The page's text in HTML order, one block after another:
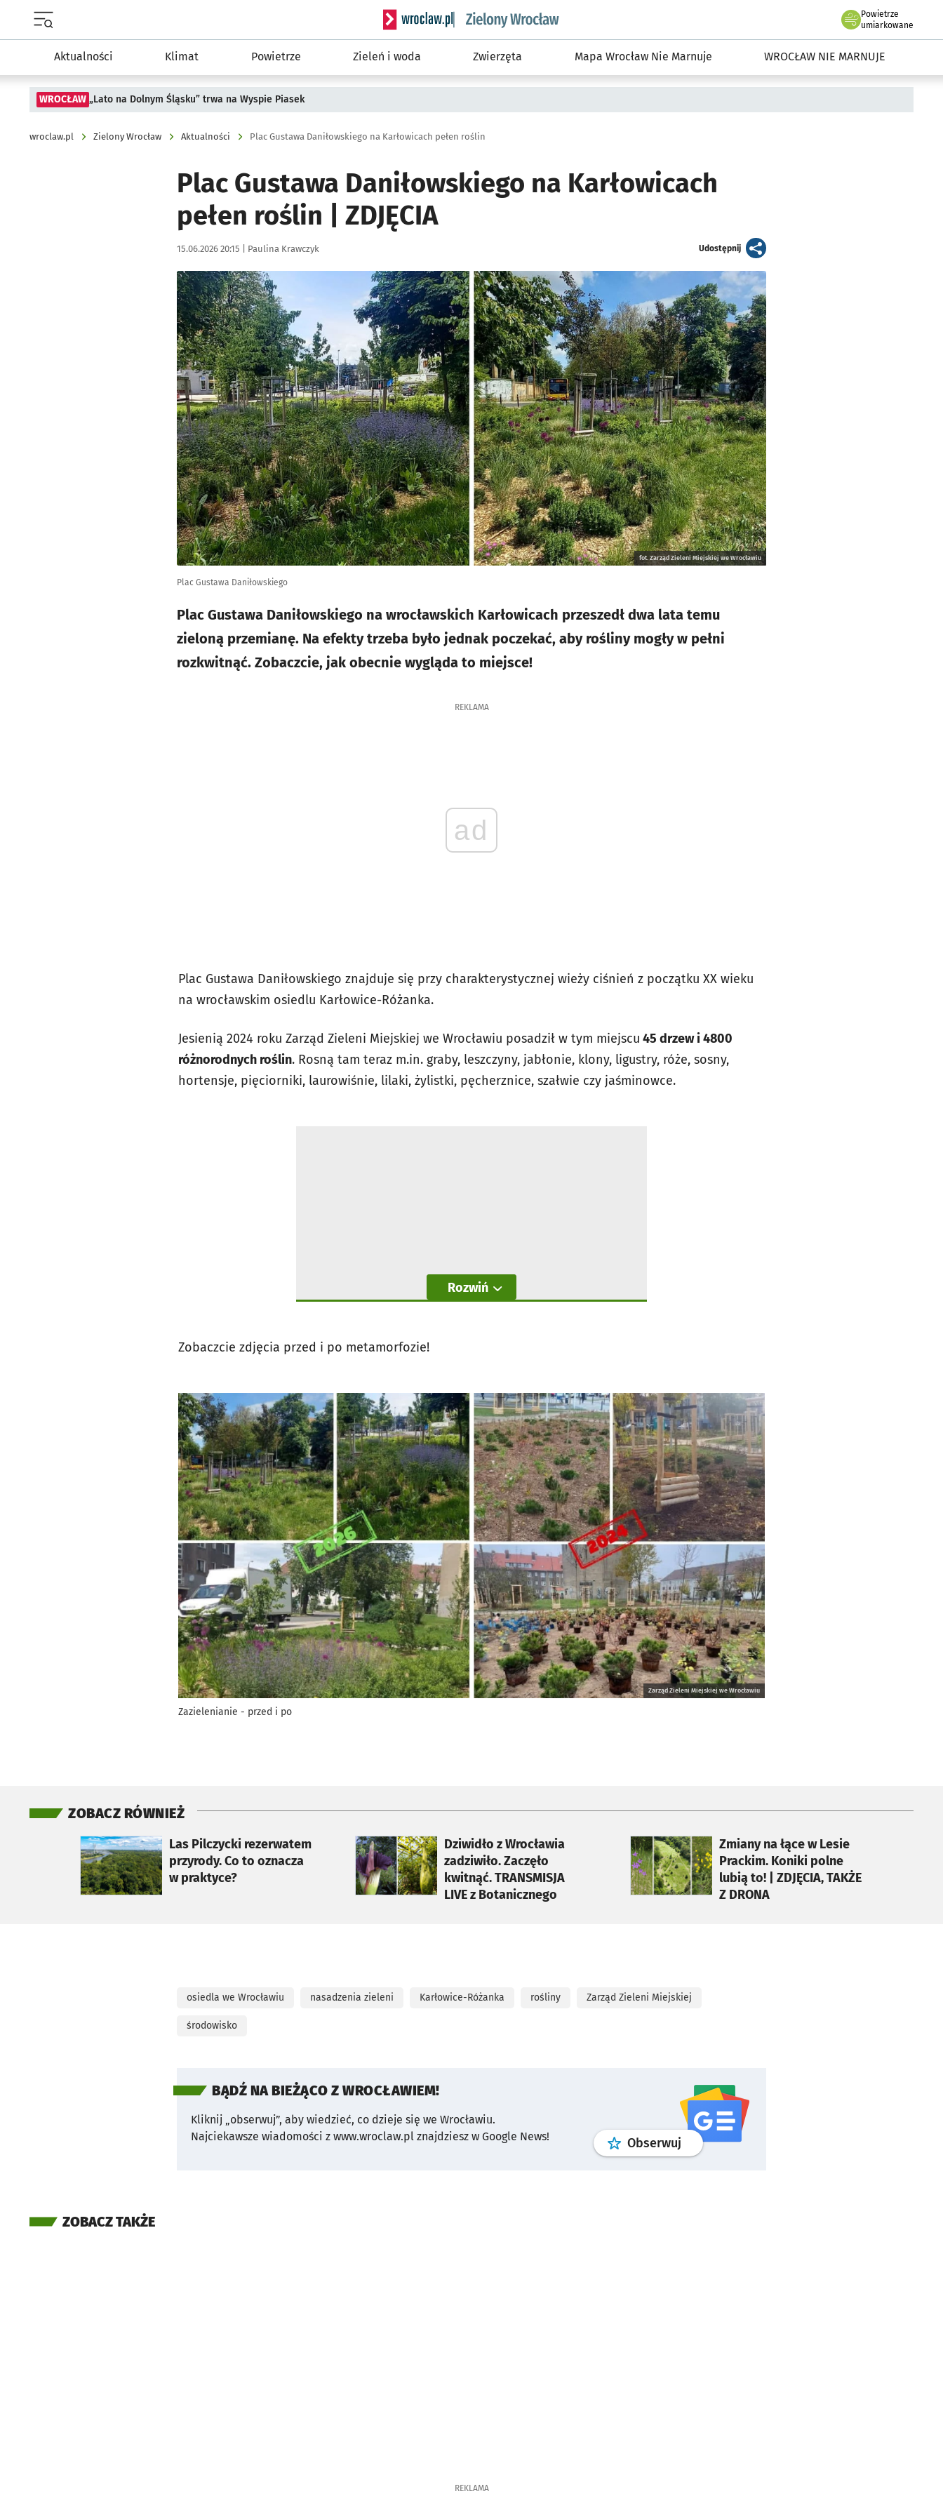
Serwis informacyjny wroclaw.pl podserwis: Środowisko we Wrocławiu
Powietrze
we Wrocławiu
umiarkowane
Aktualności Klimat Powietrze Zieleń i woda Zwierzęta Mapa Wrocław Nie Marnuje WROCŁAW NIE MARNUJE
WROCŁAW „Lato na Dolnym Śląsku” trwa na Wyspie Piasek
wroclaw.pl Zielony Wrocław Aktualności Plac Gustawa Daniłowskiego na Karłowicach pełen roślin
Plac Gustawa Daniłowskiego na Karłowicach
pełen roślin | ZDJĘCIA
Data publikacji:
15.06.2026 20:15 | Autor:
Paulina Krawczyk Udostępnijartykuł
Kliknij, aby powiększyć
fot. Zarząd Zieleni Miejskiej we Wrocławiu
Plac Gustawa Daniłowskiego
Plac Gustawa Daniłowskiego na wrocławskich Karłowicach przeszedł dwa lata temu
zieloną przemianę. Na efekty trzeba było jednak poczekać, aby rośliny mogły w pełni
rozkwitnąć. Zobaczcie, jak obecnie wygląda to miejsce!
REKLAMA
ad
Plac Gustawa Daniłowskiego znajduje się przy charakterystycznej wieży ciśnień z początku XX wieku
na wrocławskim osiedlu Karłowice-Różanka.
Jesienią 2024 roku Zarząd Zieleni Miejskiej we Wrocławiu posadził w tym miejscu 45 drzewi 4800
różnorodnych roślin. Rosną tam teraz m.in. graby, leszczyny, jabłonie, klony, ligustry, róże, sosny,
hortensje, pięciorniki, laurowiśnie, lilaki, żylistki, pęcherznice, szałwie czy jaśminowce.
Rozwiń
Zobaczcie zdjęcia przed i po metamorfozie!
Zarząd Zieleni Miejskiej we Wrocławiu
Zazielenianie - przed i po
ZOBACZ RÓWNIEŻ
Las Pilczycki rezerwatem
przyrody. Co to oznacza
w praktyce?
otworzy się w nowej karcie
Dziwidło z Wrocławia
zadziwiło. Zaczęło
kwitnąć. TRANSMISJA
LIVE z Botanicznego
otworzy się w nowej karcie
Zmiany na łące w Lesie
Prackim. Koniki polne
lubią to! | ZDJĘCIA, TAKŻE
Z DRONA
otworzy się w nowej karcie
osiedla we Wrocławiu nasadzenia zieleni Karłowice-Różanka rośliny Zarząd Zieleni Miejskiej
środowisko
BĄDŹ NA BIEŻĄCO Z WROCŁAWIEM!
Kliknij „obserwuj”, aby wiedzieć, co dzieje się we Wrocławiu.
Najciekawsze wiadomości z www.wroclaw.pl znajdziesz w Google News!
Obserwuj profilgoogle news
ZOBACZ TAKŻE
REKLAMA